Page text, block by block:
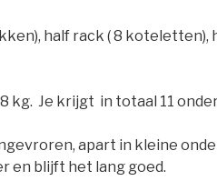
half rack ( 8
kg. Je krijgt in totaal 11
apart in kleine
en blijft het lang goed.